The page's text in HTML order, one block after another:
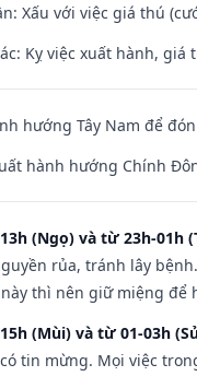
Xấu với việc giá thú
Kỵ việc xuất hành, giá
hướng Tây Nam để
hành hướng Chính
(Ngọ) và từ 23h-01h
rủa, tránh lây
thì nên giữ miệng để
(Mùi) và từ 01-03h
tin mừng. Mọi việc